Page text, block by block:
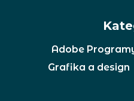
Adobe
Grafika a design